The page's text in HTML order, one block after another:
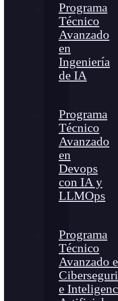
Programa
Técnico
Avanzado
en
Ingeniería
de IA
Programa
Técnico
Avanzado
en
Devops
con IA y
LLMOps
Programa
Técnico
Avanzado
e